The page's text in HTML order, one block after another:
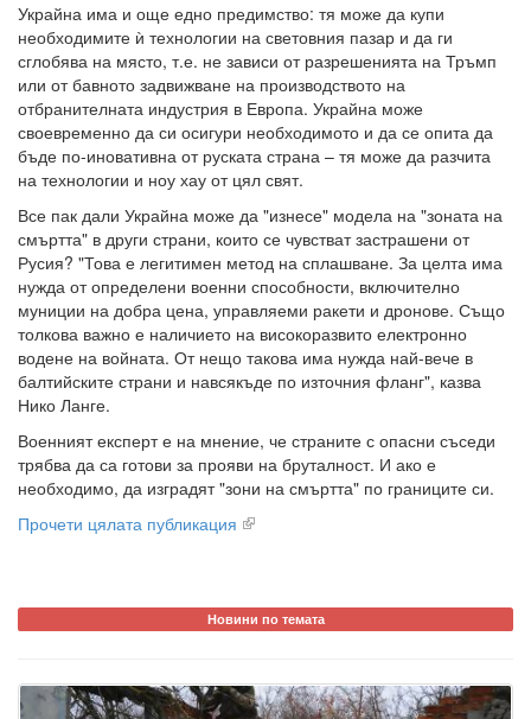
Украйна има и още едно предимство: тя може да купи
необходимите ѝ технологии на световния пазар и да ги
сглобява на място, т.е. не зависи от разрешенията на Тръмп
или от бавното задвижване на производството на
отбранителната индустрия в Европа. Украйна може
своевременно да си осигури необходимото и да се опита да
бъде по-иновативна от руската страна – тя може да разчита
на технологии и ноу хау от цял свят.
Все пак дали Украйна може да "изнесе" модела на "зоната на
смъртта" в други страни, които се чувстват застрашени от
Русия? "Това е легитимен метод на сплашване. За целта има
нужда от определени военни способности, включително
муниции на добра цена, управляеми ракети и дронове. Също
толкова важно е наличието на високоразвито електронно
водене на войната. От нещо такова има нужда най-вече в
балтийските страни и навсякъде по източния фланг", казва
Нико Ланге.
Военният експерт е на мнение, че страните с опасни съседи
трябва да са готови за прояви на бруталност. И ако е
необходимо, да изградят "зони на смъртта" по границите си.
Прочети цялата публикация
Новини по темата